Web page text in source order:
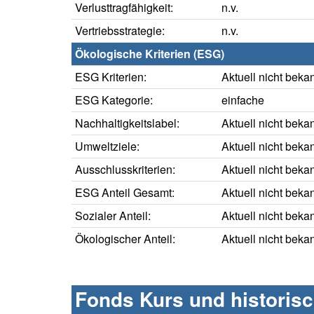
Verlusttragfähigkeit:
n.v.
Vertriebsstrategie:
n.v.
Ökologische Kriterien (ESG)
ESG Kriterien:
Aktuell nicht
ESG Kategorie:
einfache
Nachhaltigkeitslabel:
Aktuell nicht
Umweltziele:
Aktuell nicht
Ausschlusskriterien:
Aktuell nicht
ESG Anteil Gesamt:
Aktuell nicht
Sozialer Anteil:
Aktuell nicht
Ökologischer Anteil:
Aktuell nicht
Fonds Kurs und